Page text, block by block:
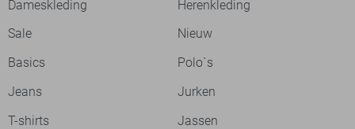
Dameskleding
Herenkleding
Sale
Nieuw
Basics
Polo`s
Jeans
Jurken
T-shirts
Jassen